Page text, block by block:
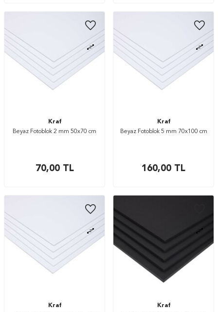
Kraf
Beyaz Fotoblok 2 mm 50x70 cm
70,00TL
Kraf
Beyaz Fotoblok 5 mm 70x100 cm
160,00 TL
Kraf
Kraf